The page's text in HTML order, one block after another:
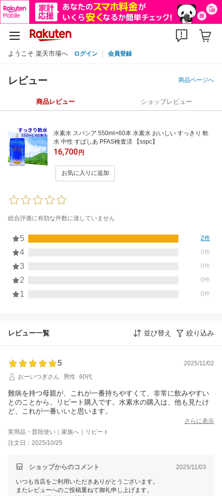
ようこそ 楽天市場へ ログイン 会員登録
レビュー 商品ページへ
商品レビュー ショップレビュー
水素水 スパシア 550ml×60本 水素水 おいしい すっきり 軟
水 中性 すぱしあ PFAS検査済 【sspc】
16,700円
お気に入りに追加
総合評価に有効な件数に達していません
5 2件
4 0件
3 0件
2 0件
1 0件
レビュー一覧 並び替え 絞り込み
5
2025/11/02
おーいつぎさん
男性 60代
難病を持つ母親が、これが一番持ちやすくて、非常に飲みやすい
とのことから、リピート購入です。水素水の購入は、他も見たけ
ど、これが一番いいと思います。
さらに表示
実用品・普段使い｜家族へ｜リピート
注文日：2025/10/25
ショップからのコメント 2025/11/03
いつも当店をご利用いただきありがとうございます。
またレビューへのご投稿重ねて御礼申し上げます。